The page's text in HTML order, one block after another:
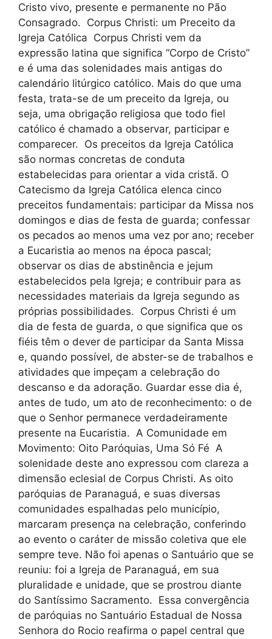
Cristo vivo, presente e permanente no Pão
Consagrado. Corpus Christi: um Preceito da
Igreja Católica Corpus Christi vem da
expressão latina que significa “Corpo de Cristo”
e é uma das solenidades mais antigas do
calendário litúrgico católico. Mais do que uma
festa, trata-se de um preceito da Igreja, ou
seja, uma obrigação religiosa que todo fiel
católico é chamado a observar, participar e
comparecer. Os preceitos da Igreja Católica
são normas concretas de conduta
estabelecidas para orientar a vida cristã. O
Catecismo da Igreja Católica elenca cinco
preceitos fundamentais: participar da Missa nos
domingos e dias de festa de guarda; confessar
os pecados ao menos uma vez por ano; receber
a Eucaristia ao menos na época pascal;
observar os dias de abstinência e jejum
estabelecidos pela Igreja; e contribuir para as
necessidades materiais da Igreja segundo as
próprias possibilidades. Corpus Christi é um
dia de festa de guarda, o que significa que os
fiéis têm o dever de participar da Santa Missa
e, quando possível, de abster-se de trabalhos e
atividades que impeçam a celebração do
descanso e da adoração. Guardar esse dia é,
antes de tudo, um ato de reconhecimento: o de
que o Senhor permanece verdadeiramente
presente na Eucaristia. A Comunidade em
Movimento: Oito Paróquias, Uma Só Fé A
solenidade deste ano expressou com clareza a
dimensão eclesial de Corpus Christi. As oito
paróquias de Paranaguá, e suas diversas
comunidades espalhadas pelo município,
marcaram presença na celebração, conferindo
ao evento o caráter de missão coletiva que ele
sempre teve. Não foi apenas o Santuário que se
reuniu: foi a Igreja de Paranaguá, em sua
pluralidade e unidade, que se prostrou diante
do Santíssimo Sacramento. Essa convergência
de paróquias no Santuário Estadual de Nossa
Senhora do Rocio reafirma o papel central que